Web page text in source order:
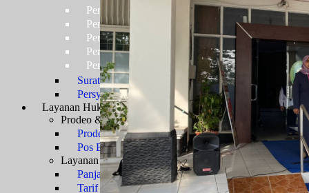
Persyaratan Usulan Kartu Pegawai (KARPEG)
Persyaratan Usulan Tabungan dan Asuransi
Persyaratan Usulan Kartu Suami (KARSU) atau
Persyaratan Usulan Jabatan
Persyaratan Usulan Pensiun Penuh
Surat Keterangan Tidak Pernah Dijatuhi Hukuman
Persyaratan Kenaikan Pangkat
Layanan HukumProsedur Layanan
Prodeo & Bantuan Hukum
Prodeo - Berperkara Gratis
Pos Bantuan Hukum
Layanan Perkara
Panjar Biaya Perkara
Tarif PNBP